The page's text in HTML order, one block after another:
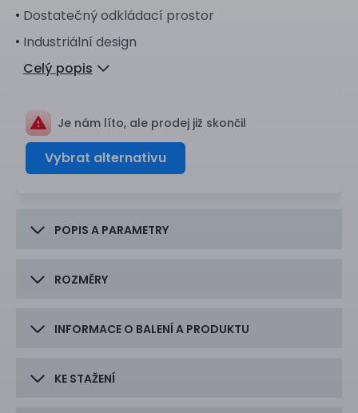
Dostatečný odkládací prostor
Industriální design
Celý popis
Je nám líto, ale prodej již skončil
Vybrat alternativu
POPIS A PARAMETRY
ROZMĚRY
INFORMACE O BALENÍ A PRODUKTU
KE STAŽENÍ